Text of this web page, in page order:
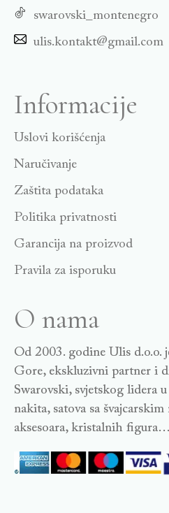
swarovski_montenegro
ulis.kontakt@gmail.com
Informacije
Uslovi korišćenja
Naručivanje
Zaštita podataka
Politika privatnosti
Garancija na proizvod
Pravila za isporuku
O nama
Od 2003. godine Ulis d.o.o.
Gore, ekskluzivni partner i
Swarovski, svjetskog lidera
nakita, satova sa
aksesoara, kristalnih figura…